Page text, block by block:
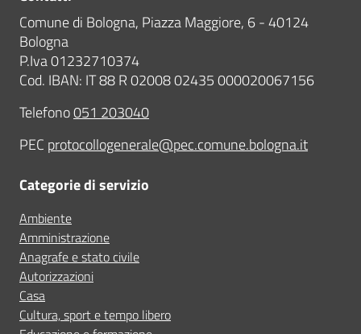
Comune di Bologna, Piazza Maggiore, 6 - 40124
Bologna
P.Iva 01232710374
Cod. IBAN: IT 88 R 02008 02435 000020067156
Telefono051 203040
PEC protocollogenerale@pec.comune.bologna.it
Categorie di servizio
Ambiente
Amministrazione
Anagrafe e stato civile
Autorizzazioni
Casa
Cultura, sport e tempo libero